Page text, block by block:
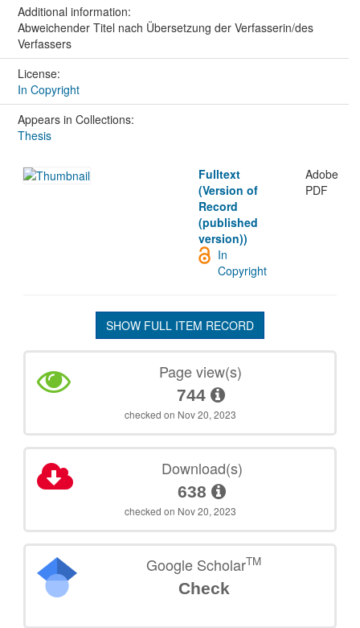
Additional information:
Abweichender Titel nach Übersetzung der Verfasserin/des
Verfassers
License:
In Copyright
Appears in Collections:
Thesis
Fulltext
(Version of
Record
(published
version))
Adobe
PDF
In
Copyright
SHOW FULL ITEM RECORD
Page view(s)
744
checked on Nov 20, 2023
Download(s)
638
checked on Nov 20, 2023
Google ScholarTM
Check